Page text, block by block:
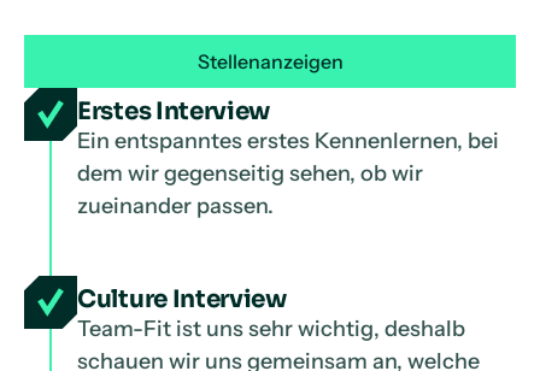
Stellenanzeigen
Erstes Interview
Ein entspanntes erstes Kennenlernen, bei
dem wir gegenseitig sehen, ob wir
zueinander passen.
Culture Interview
Team-Fit ist uns sehr wichtig, deshalb
schauen wir uns gemeinsam an, welche